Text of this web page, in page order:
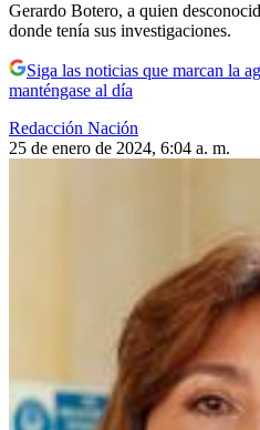
Gerardo Botero, a quien
donde tenía sus investigaciones.
Siga las noticias que marcan la
manténgase al día
Redacción Nación
25 de enero de 2024, 6:04 a. m.